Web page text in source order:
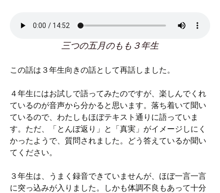
三つの五月のもも３年生
この話は３年生向きの話として再話しました。
４年生にはお試しで語ってみたのですが、楽しんでくれ
ているのが音声から分かると思います。落ち着いて聞い
ているので、わたしもほぼテキスト通りに語っていま
す。ただ、「とんぼ返り」と「真実」がイメージしにく
かったようで、質問されました。どう答えているか聞い
てください。
３年生は、うまく録音できていませんが、ほぼ一言一言
に突っ込みが入りました。しかも体調不良もあって十分